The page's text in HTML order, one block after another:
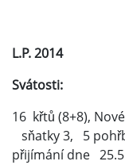
L.P.2014
Svátosti:
16 křtů (8+8),
sňatky 3, 5
přijímání dne